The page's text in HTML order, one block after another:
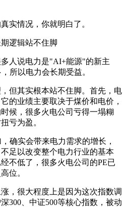
实情况，你就明白了。
逻辑站不住脚
人说电力是"AI+能源"的新主
所以电力会长期受益。
但其实根本站不住脚。首先，电
的业绩主要取决于煤价和电价，
候，很多火电公司亏得一塌糊
亏为盈。
确实会带来电力需求的增长，
足以改变整个电力行业的基本
不低了，很多火电公司的PE已
位。
，很大程度上是因为这次指数调
300、中证500等核心指数，被动